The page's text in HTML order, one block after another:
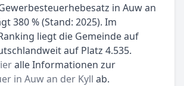
in Auw an
380 % (Stand: 2025). Im
liegt die Gemeinde auf
auf Platz 4.535.
alle Informationen zur
in Auw an der Kyll ab.